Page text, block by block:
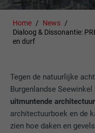
Home
News
Dialoog & Dissonantie:
en durf
Tegen de natuurlijke
Burgenlandse Seewinkel
uitmuntende
architectuurboek en de
zien hoe daken en